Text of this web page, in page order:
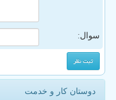
سوال:
دوستان کار و خدمت